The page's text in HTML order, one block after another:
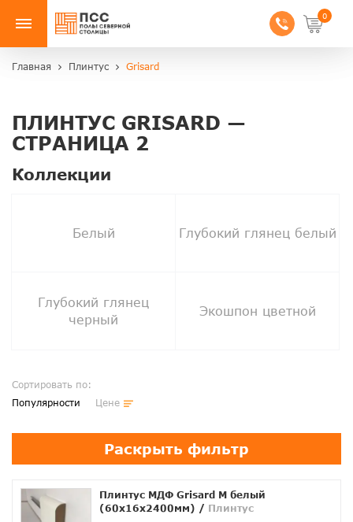
0
Главная Плинтус Grisard
ПЛИНТУС GRISARD —
СТРАНИЦА 2
Коллекции
Белый Глубокий глянец белый
Глубокий глянец
черный
Экошпон цветной
Сортировать по:
Популярности
Цене
Раскрыть фильтр
Плинтус МДФ Grisard M белый
(60x16x2400мм) / Плинтус